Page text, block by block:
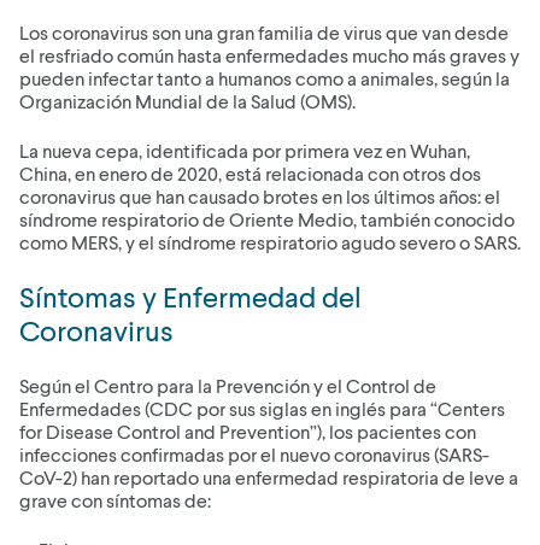
Los coronavirus son una gran familia de virus que van desde
el resfriado común hasta enfermedades mucho más graves y
pueden infectar tanto a humanos como a animales, según la
Organización Mundial de la Salud (OMS).
La nueva cepa, identificada por primera vez en Wuhan,
China, en enero de 2020, está relacionada con otros dos
coronavirus que han causado brotes en los últimos años: el
síndrome respiratorio de Oriente Medio, también conocido
como MERS, y el síndrome respiratorio agudo severo o SARS.
Síntomas y Enfermedad del
Coronavirus
Según el Centro para la Prevención y el Control de
Enfermedades (CDC por sus siglas en inglés para “Centers
for Disease Control and Prevention”), los pacientes con
infecciones confirmadas por el nuevo coronavirus (SARS-
CoV-2) han reportado una enfermedad respiratoria de leve a
grave con síntomas de: